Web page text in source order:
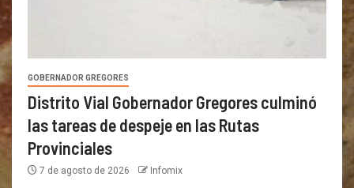
GOBERNADOR GREGORES
Distrito Vial Gobernador Gregores culminó
las tareas de despeje en las Rutas
Provinciales
7 de agosto de 2026 Infomix